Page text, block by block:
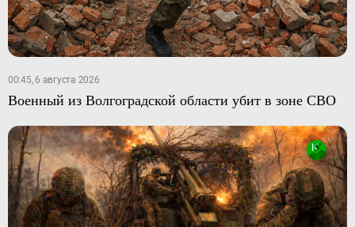
00:45, 6 августа 2026
Военный из Волгоградской области убит в зоне СВО